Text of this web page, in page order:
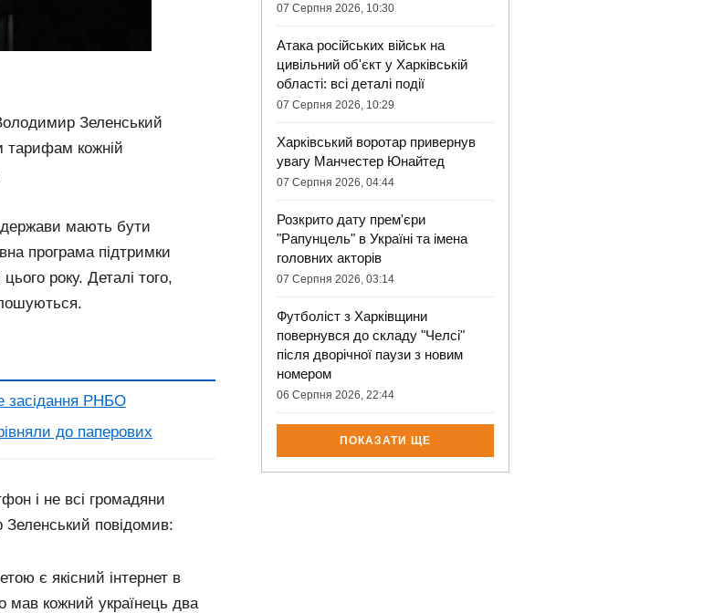
Зеленський
тарифам кожній
мають бути
програма підтримки
року. Деталі того,
засідання РНБО
до паперових
і не всі громадяни
повідомив:
є якісний інтернет в
мав кожний українець два
07 Серпня 2026, 10:30
Атака російських військ на
цивільний об'єкт у Харківській
області: всі деталі події
07 Серпня 2026, 10:29
Харківський воротар привернув
увагу Манчестер Юнайтед
07 Серпня 2026, 04:44
Розкрито дату прем'єри
"Рапунцель" в Україні та імена
головних акторів
07 Серпня 2026, 03:14
Футболіст з Харківщини
повернувся до складу "Челсі"
після дворічної паузи з новим
номером
06 Серпня 2026, 22:44
ПОКАЗАТИ ЩЕ